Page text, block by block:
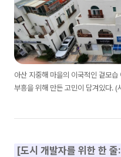
아산 지중해 마을의 이국적인 겉모
부흥을 위해 만든 고민이 담겨있다. (
[도시 개발자를 위한 한 줄